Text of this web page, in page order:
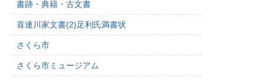
書跡・典籍・古文書
喜連川家文書(2)足利氏満書状
さくら市
さくら市ミュージアム